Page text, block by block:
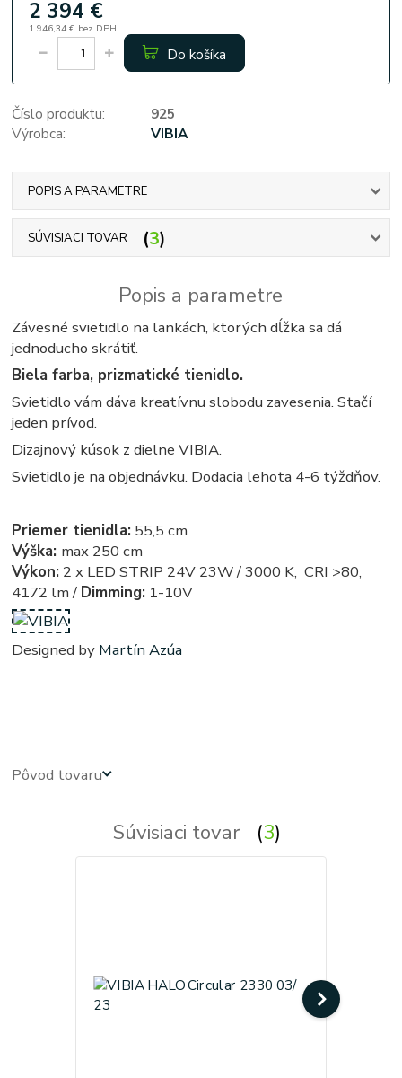
2 394 €
1 946,34 € bez DPH
Do košíka
Číslo produktu:
925
Výrobca:
VIBIA
POPIS A PARAMETRE
SÚVISIACI TOVAR 3
Popis a parametre
Závesné svietidlo na lankách, ktorých dĺžka sa dá
jednoducho skrátiť.
Biela farba, prizmatické tienidlo.
Svietidlo vám dáva kreatívnu slobodu zavesenia. Stačí
jeden prívod.
Dizajnový kúsok z dielne VIBIA.
Svietidlo je na objednávku. Dodacia lehota 4-6 týždňov.
Priemer tienidla: 55,5 cm
Výška: max 250 cm
Výkon: 2 x LED STRIP 24V 23W / 3000 K, CRI >80,
4172 lm / Dimming: 1-10V
Designed by Martín Azúa
Pôvod tovaru
Súvisiaci tovar 3